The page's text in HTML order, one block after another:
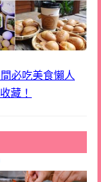
必吃美食懶人
藏！